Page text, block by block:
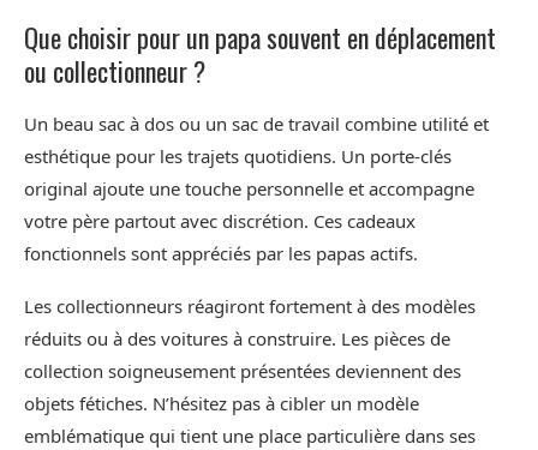
Que choisir pour un papa souvent en déplacement
ou collectionneur ?
Un beau sac à dos ou un sac de travail combine utilité et
esthétique pour les trajets quotidiens. Un porte-clés
original ajoute une touche personnelle et accompagne
votre père partout avec discrétion. Ces cadeaux
fonctionnels sont appréciés par les papas actifs.
Les collectionneurs réagiront fortement à des modèles
réduits ou à des voitures à construire. Les pièces de
collection soigneusement présentées deviennent des
objets fétiches. N’hésitez pas à cibler un modèle
emblématique qui tient une place particulière dans ses